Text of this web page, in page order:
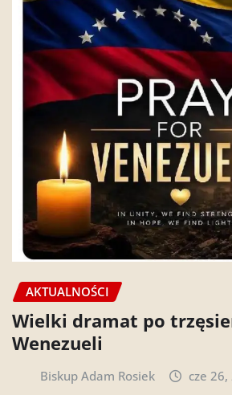
AKTUALNOŚCI
Wielki dramat po
Wenezueli
Biskup Adam Rosiek cze 26,